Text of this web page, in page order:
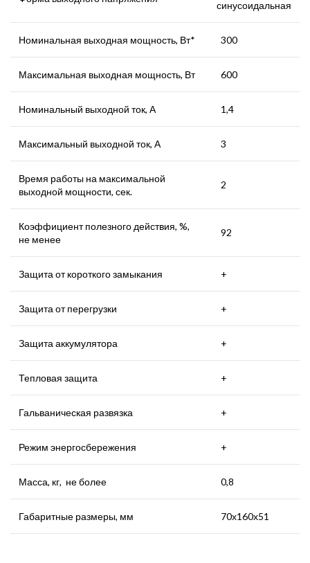
синусоидальная
Номинальная выходная мощность, Вт* 300
Максимальная выходная мощность, Вт 600
Номинальный выходной ток, А 1,4
Максимальный выходной ток, А 3
Время работы на максимальной
выходной мощности, сек.
2
Коэффициент полезного действия, %,
не менее
92
Защита от короткого замыкания +
Защита от перегрузки +
Защита аккумулятора +
Тепловая защита +
Гальваническая развязка +
Режим энергосбережения +
Масса, кг, не более 0,8
Габаритные размеры, мм 70х160х51